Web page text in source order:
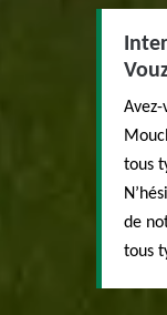
tous
de
tous